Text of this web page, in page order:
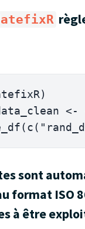
)
<-
(c(
sont
format ISO
à être